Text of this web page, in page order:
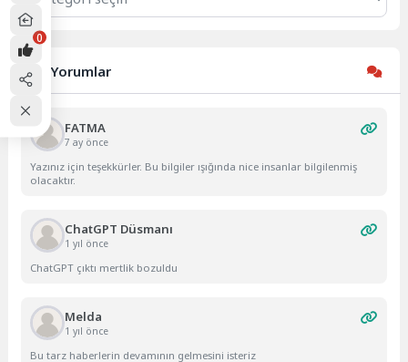
Son Yorumlar
FATMA
7 ay önce
Yazınız için teşekkürler. Bu bilgiler ışığında nice insanlar bilgilenmiş
olacaktır.
ChatGPT Düsmanı
1 yıl önce
ChatGPT çıktı mertlik bozuldu
Melda
1 yıl önce
Bu tarz haberlerin devamının gelmesini isteriz
0